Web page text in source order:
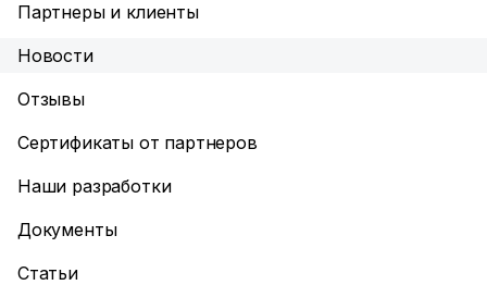
Партнеры и клиенты
Новости
Отзывы
Сертификаты от партнеров
Наши разработки
Документы
Статьи